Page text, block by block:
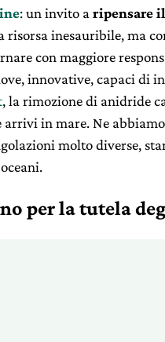
: un invito a ripensare
risorsa inesauribile, ma
con maggiore
innovative, capaci di
, la rimozione di anidride
in mare. Ne
molto diverse,
per la tutela